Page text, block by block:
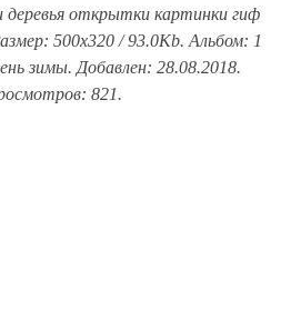
открытки картинки гиф
500x320 / 93.0Kb. Альбом: 1
зимы. Добавлен: 28.08.2018.
821.